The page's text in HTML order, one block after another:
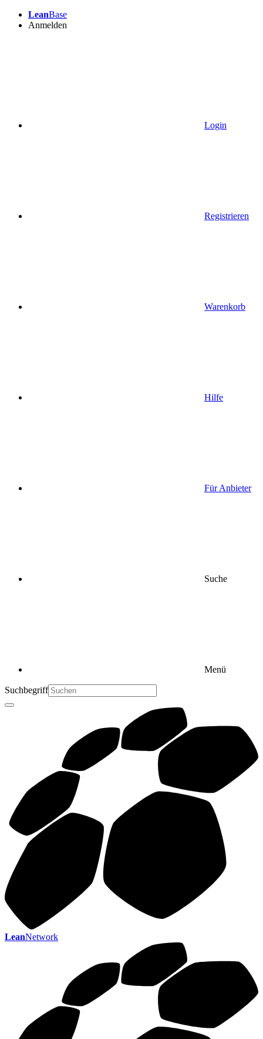
LeanBase
Anmelden
Login
Registrieren
Warenkorb
Hilfe
Für Anbieter
Suche
Menü
Suchbegriff
LeanNetwork